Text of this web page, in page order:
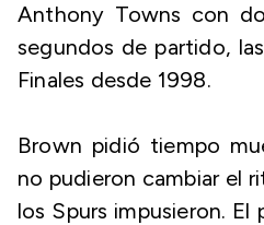
Anthony Towns con
segundos de partido,
Finales desde 1998.
Brown pidió tiempo
no pudieron cambiar el
los Spurs impusieron.